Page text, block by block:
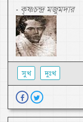
- কৃষ্ণচন্দ্র মজুমদার
সুখ দুঃখ